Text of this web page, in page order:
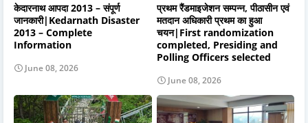
केदारनाथ आपदा 2013 – संपूर्ण
जानकारी|Kedarnath Disaster
2013 – Complete
Information
June 08, 2026
प्रथम रैंडमाइजेशन सम्पन्न, पीठासीन एवं
मतदान अधिकारी प्रथम का हुआ
चयन|First randomization
completed, Presiding and
Polling Officers selected
June 08, 2026